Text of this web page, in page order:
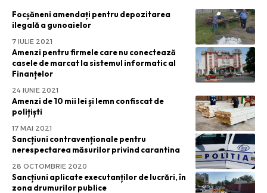
Focșăneni amendați pentru depozitarea
ilegală a gunoaielor
7 IULIE 2021
Amenzi pentru firmele care nu conectează
casele de marcat la sistemul informatic al
Finanțelor
24 IUNIE 2021
Amenzi de 10 mii lei și lemn confiscat de
polițiști
17 MAI 2021
Sancțiuni contravenționale pentru
nerespectarea măsurilor privind carantina
28 OCTOMBRIE 2020
Sancțiuni aplicate executanților de lucrări, în
zona drumurilor publice